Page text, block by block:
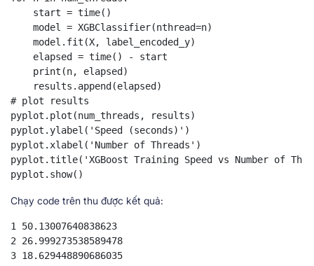
    start = time()
    model = XGBClassifier(nthread=n)
    model.fit(X, label_encoded_y)
    elapsed = time() - start
    print(n, elapsed)
    results.append(elapsed)
# plot results
pyplot.plot(num_threads, results)
pyplot.ylabel('Speed (seconds)')
pyplot.xlabel('Number of Threads')
pyplot.title('XGBoost Training Speed vs Number of
pyplot.show()
Chạy code trên thu được kết quả:
1 50.13007640838623
2 26.999273538589478
3 18.629448890686035